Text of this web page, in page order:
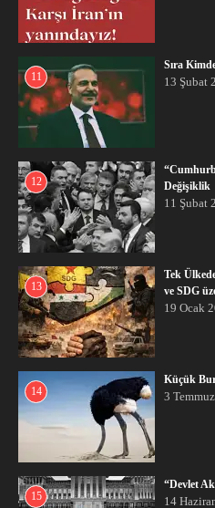
11
Sıra
13 Şubat
12
Değişiklik
11 Şubat
13
Tek
ve SDG
19 Ocak
14
Küçük
3
15
“Devlet
14